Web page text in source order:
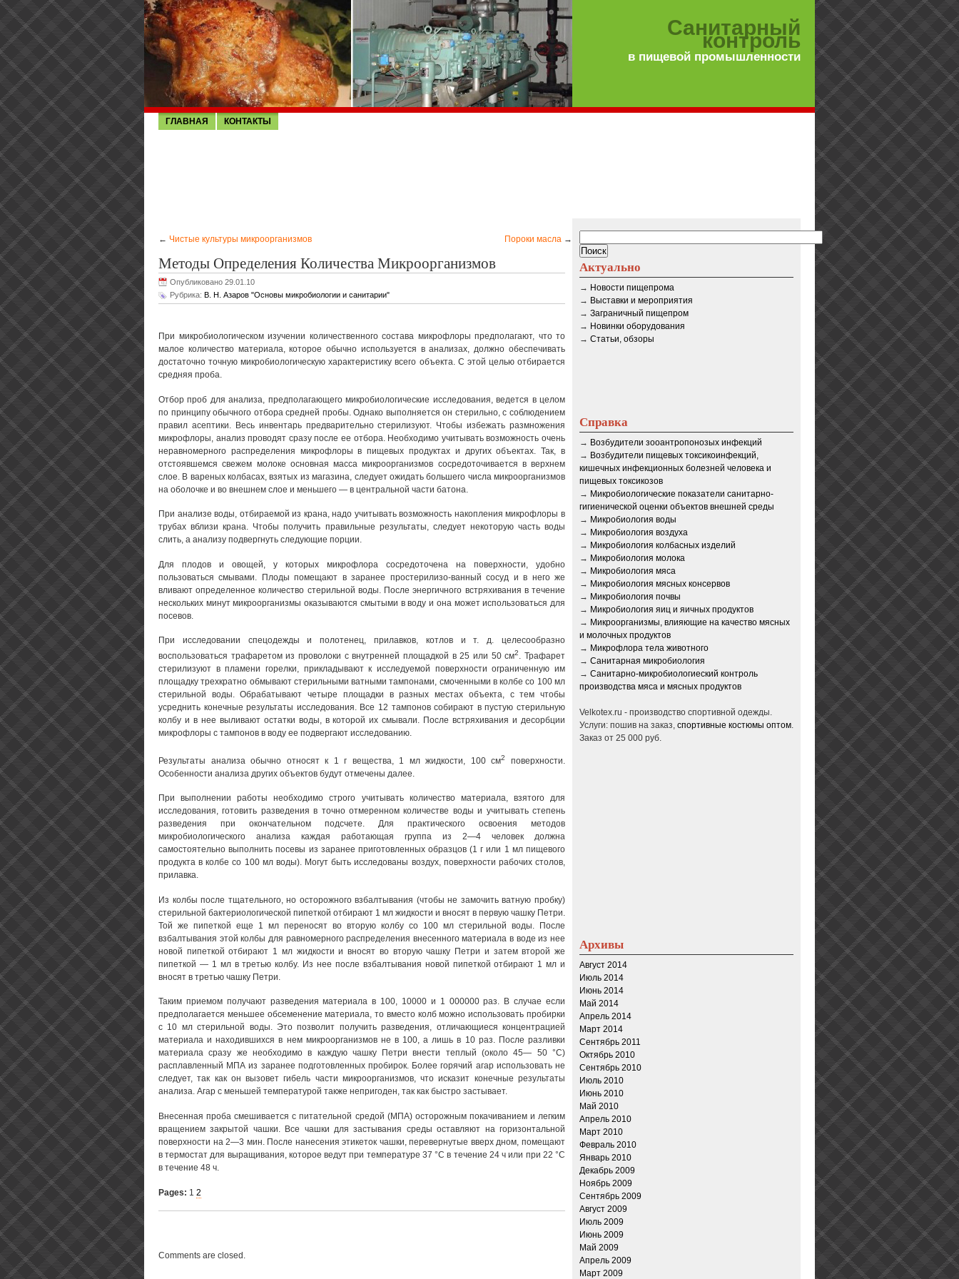
Санитарный
контроль
в пищевой промышленности
ГЛАВНАЯ КОНТАКТЫ
← Чистые культуры микроорганизмов Пороки масла →
Методы Определения Количества Микроорганизмов
Опубликовано 29.01.10
Рубрика: В. Н. Азаров "Основы микробиологии и санитарии"
При микробиологическом изучении количественного состава микрофлоры предполагают, что то
малое количество материала, которое обычно используется в анализах, должно обеспечивать
достаточно точную микробиологическую характеристику всего объекта. С этой целью отбирается
средняя проба.
Отбор проб для анализа, предполагающего микробиологические исследования, ведется в целом
по принципу обычного отбора средней пробы. Однако выполняется он стерильно, с соблюдением
правил асептики. Весь инвентарь предварительно стерилизуют. Чтобы избежать размножения
микрофлоры, анализ проводят сразу после ее отбора. Необходимо учитывать возможность очень
неравномерного распределения микрофлоры в пищевых продуктах и других объектах. Так, в
отстоявшемся свежем молоке основная масса микроорганизмов сосредоточивается в верхнем
слое. В вареных колбасах, взятых из магазина, следует ожидать большего числа микроорганизмов
на оболочке и во внешнем слое и меньшего — в центральной части батона.
При анализе воды, отбираемой из крана, надо учитывать возможность накопления микрофлоры в
трубах вблизи крана. Чтобы получить правильные результаты, следует некоторую часть воды
слить, а анализу подвергнуть следующие порции.
Для плодов и овощей, у которых микрофлора сосредоточена на поверхности, удобно
пользоваться смывами. Плоды помещают в заранее простерилизо-ванный сосуд и в него же
вливают определенное количество стерильной воды. После энергичного встряхивания в течение
нескольких минут микроорганизмы оказываются смытыми в воду и она может использоваться для
посевов.
При исследовании спецодежды и полотенец, прилавков, котлов и т. д. целесообразно
воспользоваться трафаретом из проволоки с внутренней площадкой в 25 или 50 см2. Трафарет
стерилизуют в пламени горелки, прикладывают к исследуемой поверхности ограниченную им
площадку трехкратно обмывают стерильными ватными тампонами, смоченными в колбе со 100 мл
стерильной воды. Обрабатывают четыре площадки в разных местах объекта, с тем чтобы
усреднить конечные результаты исследования. Все 12 тампонов собирают в пустую стерильную
колбу и в нее выливают остатки воды, в которой их смывали. После встряхивания и десорбции
микрофлоры с тампонов в воду ее подвергают исследованию.
Результаты анализа обычно относят к 1 г вещества, 1 мл жидкости, 100 см2
поверхности.
Особенности анализа других объектов будут отмечены далее.
При выполнении работы необходимо строго учитывать количество материала, взятого для
исследования, готовить разведения в точно отмеренном количестве воды и учитывать степень
разведения при окончательном подсчете. Для практического освоения методов
микробиологического анализа каждая работающая группа из 2—4 человек должна
самостоятельно выполнить посевы из заранее приготовленных образцов (1 г или 1 мл пищевого
продукта в колбе со 100 мл воды). Могут быть исследованы воздух, поверхности рабочих столов,
прилавка.
Из колбы после тщательного, но осторожного взбалтывания (чтобы не замочить ватную пробку)
стерильной бактериологической пипеткой отбирают 1 мл жидкости и вносят в первую чашку Петри.
Той же пипеткой еще 1 мл переносят во вторую колбу со 100 мл стерильной воды. После
взбалтывания этой колбы для равномерного распределения внесенного материала в воде из нее
новой пипеткой отбирают 1 мл жидкости и вносят во вторую чашку Петри и затем второй же
пипеткой — 1 мл в третью колбу. Из нее после взбалтывания новой пипеткой отбирают 1 мл и
вносят в третью чашку Петри.
Таким приемом получают разведения материала в 100, 10000 и 1 000000 раз. В случае если
предполагается меньшее обсеменение материала, то вместо колб можно использовать пробирки
с 10 мл стерильной воды. Это позволит получить разведения, отличающиеся концентрацией
материала и находившихся в нем микроорганизмов не в 100, а лишь в 10 раз. После разливки
материала сразу же необходимо в каждую чашку Петри внести теплый (около 45— 50 °С)
расплавленный МПА из заранее подготовленных пробирок. Более горячий агар использовать не
следует, так как он вызовет гибель части микроорганизмов, что исказит конечные результаты
анализа. Агар с меньшей температурой также непригоден, так как быстро застывает.
Внесенная проба смешивается с питательной средой (МПА) осторожным покачиванием и легким
вращением закрытой чашки. Все чашки для застывания среды оставляют на горизонтальной
поверхности на 2—3 мин. После нанесения этикеток чашки, перевернутые вверх дном, помещают
в термостат для выращивания, которое ведут при температуре 37 °С в течение 24 ч или при 22 °С
в течение 48 ч.
Pages: 1 2
Comments are closed.
Актуально
→ Новости пищепрома
→ Выставки и мероприятия
→ Заграничный пищепром
→ Новинки оборудования
→ Статьи, обзоры
Справка
→ Возбудители зооантропонозых инфекций
→ Возбудители пищевых токсикоинфекций,
кишечных инфекционных болезней человека и
пищевых токсикозов
→ Микробиологические показатели санитарно-
гигиенической оценки объектов внешней среды
→ Микробиология воды
→ Микробиология воздуха
→ Микробиология колбасных изделий
→ Микробиология молока
→ Микробиология мяса
→ Микробиология мясных консервов
→ Микробиология почвы
→ Микробиология яиц и яичных продуктов
→ Микроорганизмы, влияющие на качество мясных
и молочных продуктов
→ Микрофлора тела животного
→ Санитарная микробиология
→ Санитарно-микробиологиеский контроль
производства мяса и мясных продуктов
Velkotex.ru - производство спортивной одежды.
Услуги: пошив на заказ, спортивные костюмы оптом.
Заказ от 25 000 руб.
Архивы
Август 2014
Июль 2014
Июнь 2014
Май 2014
Апрель 2014
Март 2014
Сентябрь 2011
Октябрь 2010
Сентябрь 2010
Июль 2010
Июнь 2010
Май 2010
Апрель 2010
Март 2010
Февраль 2010
Январь 2010
Декабрь 2009
Ноябрь 2009
Сентябрь 2009
Август 2009
Июль 2009
Июнь 2009
Май 2009
Апрель 2009
Март 2009